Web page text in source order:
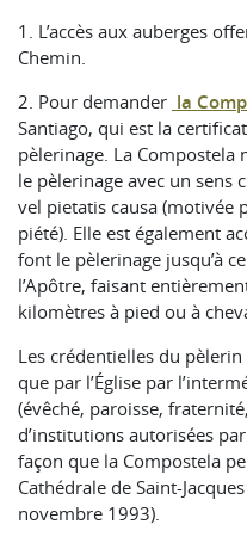
1. L’accès aux auberges
Chemin.
2. Pour demander la
Santiago, qui est la
pèlerinage. La Compostela
le pèlerinage avec un sens
vel pietatis causa
piété). Elle est également
font le pèlerinage jusqu’à
l’Apôtre, faisant
kilomètres à pied ou à
Les crédentielles du
que par l’Église par
(évêché, paroisse,
d’institutions autorisées par
façon que la Compostela
Cathédrale de Saint-
novembre 1993).